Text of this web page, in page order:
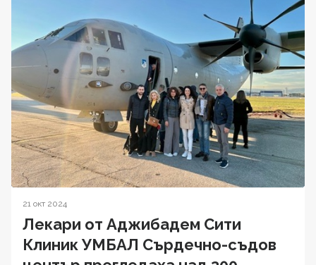
21 окт 2024
Лекари от Аджибадем Сити
Клиник УМБАЛ Сърдечно-съдов